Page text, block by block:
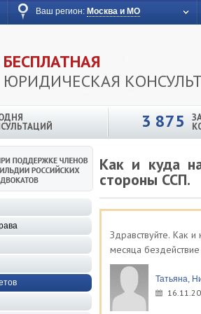
Ваш регион: Москва и МО
БЕСПЛАТНАЯ
ЮРИДИЧЕСКАЯ
3 875
Как и куда
стороны ССП.
Здравствуйте. Как
месяца
Татьяна,